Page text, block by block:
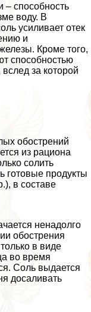
– способность
воду. В
усиливает отек
и
Кроме того,
способностью
за которой
обострений
из рациона
солить
готовые продукты
в составе
ненадолго
обострения
в виде
во время
Соль выдается
досаливать